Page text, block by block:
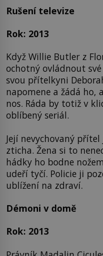
Rušení televize
Rok: 2013
Když Willie Butler z
ochotný ovládnout
svou přítelkyni
napomene a žádá ho,
nos. Ráda by totiž v
oblíbený seriál.
Její nevychovaný
zticha. Žena si to
hádky ho bodne
udeří tyčí. Policie ji
ublížení na zdraví.
Démoni v domě
Rok: 2013